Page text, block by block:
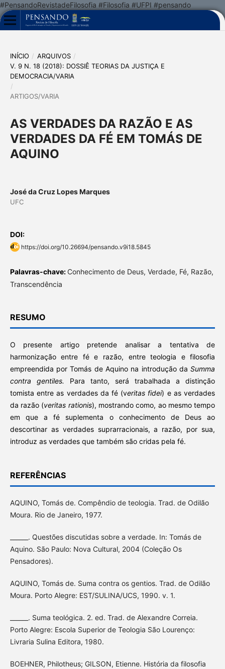
#PensandoRevistadeFilosofia #Filosofia #UFPI #pensando
INÍCIO / ARQUIVOS /
V. 9 N. 18 (2018): DOSSIÊ TEORIAS DA JUSTIÇA E
DEMOCRACIA/VARIA
/
ARTIGOS/VARIA
AS VERDADES DA RAZÃO E AS
VERDADES DA FÉ EM TOMÁS DE
AQUINO
José da Cruz Lopes Marques
UFC
DOI:
https://doi.org/10.26694/pensando.v9i18.5845
Palavras-chave: Conhecimento de Deus, Verdade, Fé, Razão,
Transcendência
RESUMO
O presente artigo pretende analisar a tentativa de
harmonização entre fé e razão, entre teologia e filosofia
empreendida por Tomás de Aquino na introdução daSumma
contra gentiles.
Para tanto, será trabalhada a distinção
tomista entre as verdades da fé (veritas fidei) e as verdades
da razão (veritas rationis), mostrando como, ao mesmo tempo
em que a fé suplementa o conhecimento de Deus ao
descortinar as verdades suprarracionais, a razão, por sua,
introduz as verdades que também são cridas pela fé.
REFERÊNCIAS
AQUINO, Tomás de. Compêndio de teologia. Trad. de Odilão
Moura. Rio de Janeiro, 1977.
______. Questões discutidas sobre a verdade. In: Tomás de
Aquino. São Paulo: Nova Cultural, 2004 (Coleção Os
Pensadores).
AQUINO, Tomás de. Suma contra os gentios. Trad. de Odilão
Moura. Porto Alegre: EST/SULINA/UCS, 1990. v. 1.
______. Suma teológica. 2. ed. Trad. de Alexandre Correia.
Porto Alegre: Escola Superior de Teologia São Lourenço:
Livraria Sulina Editora, 1980.
BOEHNER, Philotheus; GILSON, Etienne. História da filosofia